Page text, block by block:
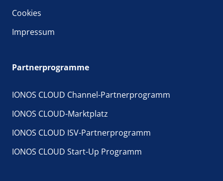
Cookies
Impressum
Partnerprogramme
IONOS CLOUD Channel-Partnerprogramm
IONOS CLOUD-Marktplatz
IONOS CLOUD ISV-Partnerprogramm
IONOS CLOUD Start-Up Programm